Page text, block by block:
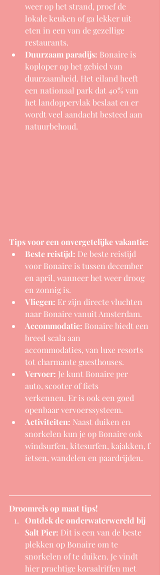
weer op het strand, proef de
lokale keuken of ga lekker uit
eten in een van de gezellige
restaurants.
Duurzaam paradijs: Bonaire is
koploper op het gebied van
duurzaamheid. Het eiland heeft
een nationaal park dat 40% van
het landoppervlak beslaat en er
wordt veel aandacht besteed aan
natuurbehoud.
Tips voor een onvergetelijke vakantie:
Beste reistijd: De beste reistijd
voor Bonaire is tussen december
en april, wanneer het weer droog
en zonnig is.
Vliegen: Er zijn directe vluchten
naar Bonaire vanuit Amsterdam.
Accommodatie: Bonaire biedt een
breed scala aan
accommodaties, van luxe resorts
tot charmante guesthouses.
Vervoer: Je kunt Bonaire per
auto, scooter of fiets
verkennen. Er is ook een goed
openbaar vervoerssysteem.
Activiteiten: Naast duiken en
snorkelen kun je op Bonaire ook
windsurfen, kitesurfen, kajakken, f
ietsen, wandelen en paardrijden.
Droomreis op maat tips!
Ontdek de onderwaterwereld bij
Salt Pier: Dit is een van de beste
plekken op Bonaire om te
snorkelen of te duiken. Je vindt
hier prachtige koraalriffen met